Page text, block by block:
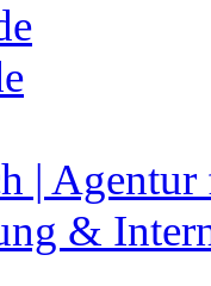
| Agentur
&